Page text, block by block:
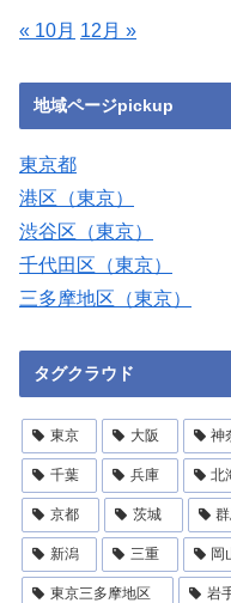
« 10月 12月 »
地域ページpickup
東京都
港区（東京）
渋谷区（東京）
千代田区（東京）
三多摩地区（東京）
タグクラウド
東京 大阪 神
千葉 兵庫 北
京都 茨城
新潟 三重 岡
東京三多摩地区 岩